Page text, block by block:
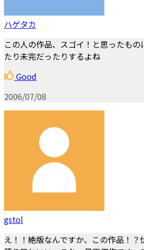
ハゲタカ
この人の作品、スゴイ！と思ったもの
たり未完だったりするよね
Good
2006/07/08
gstol
え！！絶版なんですか、この作品！